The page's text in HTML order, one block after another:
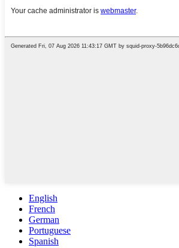
English
French
German
Portuguese
Spanish